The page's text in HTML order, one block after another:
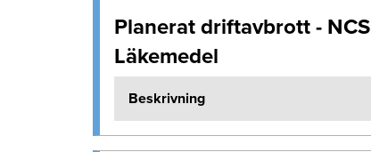
Planerat driftavbrott - NCS
Läkemedel
Beskrivning